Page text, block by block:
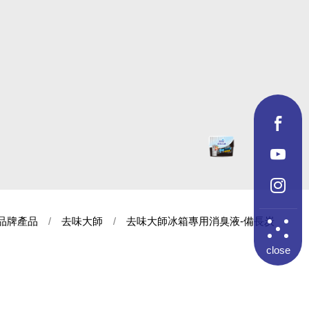
牌產品 去味大師 去味大師冰箱專用消臭液-備長炭
close